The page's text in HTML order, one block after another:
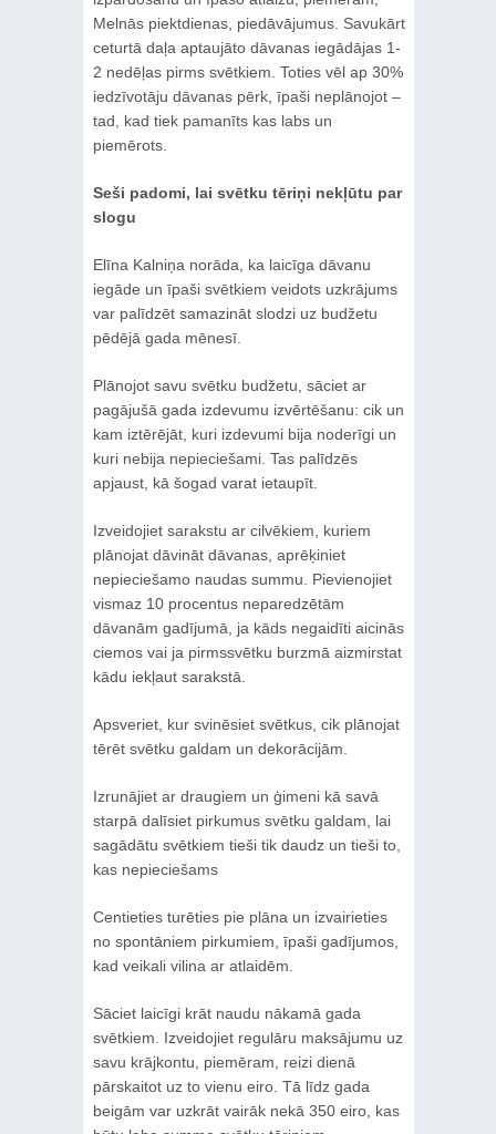
Melnās piektdienas, piedāvājumus. Savukārt
ceturtā daļa aptaujāto dāvanas iegādājas 1-
2 nedēļas pirms svētkiem. Toties vēl ap 30%
iedzīvotāju dāvanas pērk, īpaši neplānojot –
tad, kad tiek pamanīts kas labs un
piemērots.
Seši padomi, lai svētku tēriņi nekļūtu par
slogu
Elīna Kalniņa norāda, ka laicīga dāvanu
iegāde un īpaši svētkiem veidots uzkrājums
var palīdzēt samazināt slodzi uz budžetu
pēdējā gada mēnesī.
Plānojot savu svētku budžetu, sāciet ar
pagājušā gada izdevumu izvērtēšanu: cik un
kam iztērējāt, kuri izdevumi bija noderīgi un
kuri nebija nepieciešami. Tas palīdzēs
apjaust, kā šogad varat ietaupīt.
Izveidojiet sarakstu ar cilvēkiem, kuriem
plānojat dāvināt dāvanas, aprēķiniet
nepieciešamo naudas summu. Pievienojiet
vismaz 10 procentus neparedzētām
dāvanām gadījumā, ja kāds negaidīti aicinās
ciemos vai ja pirmssvētku burzmā aizmirstat
kādu iekļaut sarakstā.
Apsveriet, kur svinēsiet svētkus, cik plānojat
tērēt svētku galdam un dekorācijām.
Izrunājiet ar draugiem un ģimeni kā savā
starpā dalīsiet pirkumus svētku galdam, lai
sagādātu svētkiem tieši tik daudz un tieši to,
kas nepieciešams
Centieties turēties pie plāna un izvairieties
no spontāniem pirkumiem, īpaši gadījumos,
kad veikali vilina ar atlaidēm.
Sāciet laicīgi krāt naudu nākamā gada
svētkiem. Izveidojiet regulāru maksājumu uz
savu krājkontu, piemēram, reizi dienā
pārskaitot uz to vienu eiro. Tā līdz gada
beigām var uzkrāt vairāk nekā 350 eiro, kas